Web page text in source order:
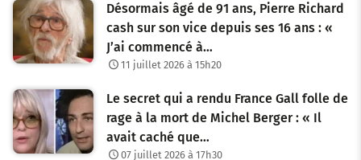
a
t
i
c
Désormais âgé de 91 ans, Pierre Richard
cash sur son vice depuis ses 16 ans : «
J’ai commencé à…
11 juillet 2026 à 15h20
Le secret qui a rendu France Gall folle de
rage à la mort de Michel Berger : « Il
avait caché que…
07 juillet 2026 à 17h30